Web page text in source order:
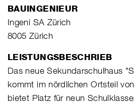
BAUINGENIEUR
Ingeni SA Zürich
8005 Zürich
LEISTUNGSBESCHRIEB
Das neue Sekundarschulhaus
kommt im nördlichen Ortsteil
bietet Platz für neun